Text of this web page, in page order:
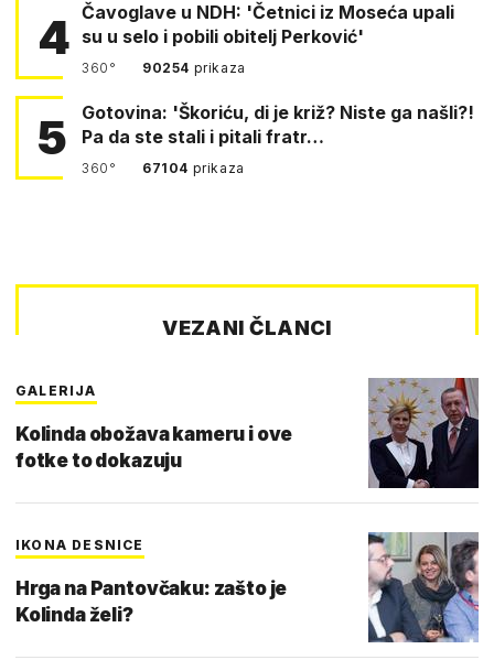
4 Čavoglave u NDH: 'Četnici iz Moseća upali
su u selo i pobili obitelj Perković'
360° 90254 prikaza
5
Gotovina: 'Škoriću, di je križ? Niste ga našli?!
Pa da ste stali i pitali fratr…
360° 67104 prikaza
VEZANI ČLANCI
GALERIJA
Kolinda obožava kameru i ove
fotke to dokazuju
IKONA DESNICE
Hrga na Pantovčaku: zašto je
Kolinda želi?